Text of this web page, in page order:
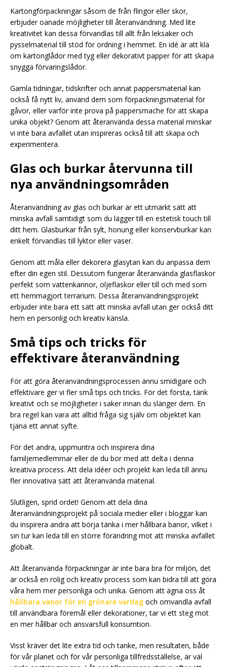
Kartongförpackningar såsom de från flingor eller skor,
erbjuder oanade möjligheter till återanvändning. Med lite
kreativitet kan dessa förvandlas till allt från leksaker och
pysselmaterial till stöd för ordning i hemmet. En idé är att klä
om kartonglådor med tyg eller dekorativt papper för att skapa
snygga förvaringslådor.
Gamla tidningar, tidskrifter och annat pappersmaterial kan
också få nytt liv, använd dem som förpackningsmaterial för
gåvor, eller varför inte prova på pappersmache för att skapa
unika objekt? Genom att återanvända dessa material minskar
vi inte bara avfallet utan inspireras också till att skapa och
experimentera.
Glas och burkar återvunna till
nya användningsområden
Återanvändning av glas och burkar är ett utmärkt sätt att
minska avfall samtidigt som du lägger till en estetisk touch till
ditt hem. Glasburkar från sylt, honung eller konservburkar kan
enkelt förvandlas till lyktor eller vaser.
Genom att måla eller dekorera glasytan kan du anpassa dem
efter din egen stil. Dessutom fungerar återanvända glasflaskor
perfekt som vattenkannor, oljeflaskor eller till och med som
ett hemmagjort terrarium. Dessa återanvändningsprojekt
erbjuder inte bara ett sätt att minska avfall utan ger också ditt
hem en personlig och kreativ känsla.
Små tips och tricks för
effektivare återanvändning
För att göra återanvändningsprocessen ännu smidigare och
effektivare ger vi fler små tips och tricks. För det första, tänk
kreativt och se möjligheter i saker innan du slänger dem. En
bra regel kan vara att alltid fråga sig själv om objektet kan
tjäna ett annat syfte.
För det andra, uppmuntra och inspirera dina
familjemedlemmar eller de du bor med att delta i denna
kreativa process. Att dela idéer och projekt kan leda till ännu
fler innovativa sätt att återanvända material.
Slutligen, sprid ordet! Genom att dela dina
återanvändningsprojekt på sociala medier eller i bloggar kan
du inspirera andra att börja tänka i mer hållbara banor, vilket i
sin tur kan leda till en större förändring mot att minska avfallet
globalt.
Att återanvända förpackningar är inte bara bra för miljön, det
är också en rolig och kreativ process som kan bidra till att göra
våra hem mer personliga och unika. Genom att ägna oss åt
hållbara vanor för en grönare vardag och omvandla avfall
till användbara föremål eller dekorationer, tar vi ett steg mot
en mer hållbar och ansvarsfull konsumtion.
Visst kräver det lite extra tid och tanke, men resultaten, både
för vår planet och för vår personliga tillfredsställelse, är väl